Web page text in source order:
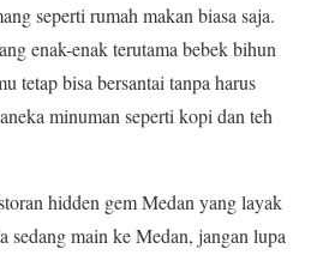
seperti rumah makan biasa saja.
enak-enak terutama bebek bihun
tetap bisa bersantai tanpa harus
minuman seperti kopi dan teh
hidden gem Medan yang layak
sedang main ke Medan, jangan lupa